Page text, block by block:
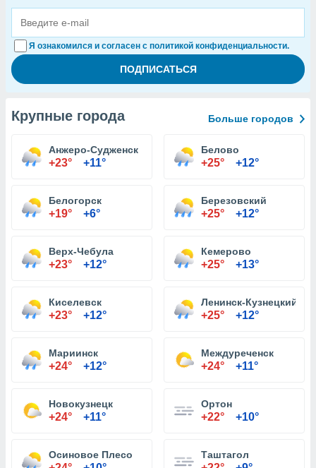
Я ознакомился и согласен с политикой конфиденциальности.
Крупные города Больше городов
Анжеро-Судженск
+23° +11°
Белово
+25° +12°
Белогорск
+19° +6°
Березовский
+25° +12°
Верх-Чебула
+23° +12°
Кемерово
+25° +13°
Киселевск
+23° +12°
Ленинск-Кузнецкий
+25° +12°
Мариинск
+24° +12°
Междуреченск
+24° +11°
Новокузнецк
+24° +11°
Ортон
+22° +10°
Осиновое Плесо Таштагол